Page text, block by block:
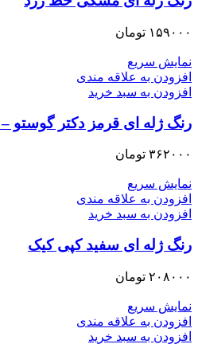
۱۵۹۰۰۰ تومان
نمایش سریع
افزودن به علاقه مندی
افزودن به سبد خرید
رنگ ژله ای قرمز دکتر گوستو – 100 گرمی
۳۶۲۰۰۰ تومان
نمایش سریع
افزودن به علاقه مندی
افزودن به سبد خرید
رنگ ژله ای سفید کپی کیک
۲۰۸۰۰۰ تومان
نمایش سریع
افزودن به علاقه مندی
افزودن به سبد خرید